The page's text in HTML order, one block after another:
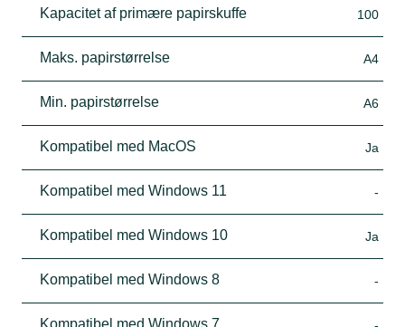
Kapacitet af primære papirskuffe 100
Maks. papirstørrelse A4
Min. papirstørrelse A6
Kompatibel med MacOS Ja
Kompatibel med Windows 11 -
Kompatibel med Windows 10 Ja
Kompatibel med Windows 8 -
Kompatibel med Windows 7